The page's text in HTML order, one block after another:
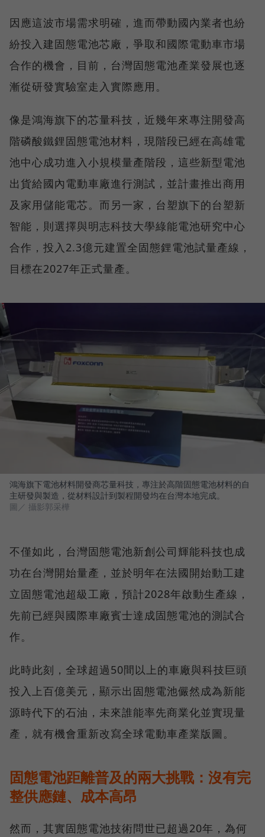
因應這波市場需求明確，進而帶動國內業者也紛
紛投入建固態電池芯廠，爭取和國際電動車市場
合作的機會，目前，台灣固態電池產業發展也逐
漸從研發實驗室走入實際應用。
像是鴻海旗下的芯量科技，近幾年來專注開發高
階磷酸鐵鋰固態電池材料，現階段已經在高雄電
池中心成功進入小規模量產階段，這些新型電池
出貨給國內電動車廠進行測試，並計畫推出商用
及家用儲能電芯。而另一家，台塑旗下的台塑新
智能，則選擇與明志科技大學綠能電池研究中心
合作，投入2.3億元建置全固態鋰電池試量產線，
目標在2027年正式量產。
鴻海旗下電池材料開發商芯量科技，專注於高階固態電池材料的自
主研發與製造，從材料設計到製程開發均在台灣本地完成。
圖／ 攝影郭采樺
不僅如此，台灣固態電池新創公司輝能科技也成
功在台灣開始量產，並於明年在法國開始動工建
立固態電池超級工廠，預計2028年啟動生產線，
先前已經與國際車廠賓士達成固態電池的測試合
作。
此時此刻，全球超過50間以上的車廠與科技巨頭
投入上百億美元，顯示出固態電池儼然成為新能
源時代下的石油，未來誰能率先商業化並實現量
產，就有機會重新改寫全球電動車產業版圖。
固態電池距離普及的兩大挑戰：沒有完
整供應鏈、成本高昂
然而，其實固態電池技術問世已超過20年，為何